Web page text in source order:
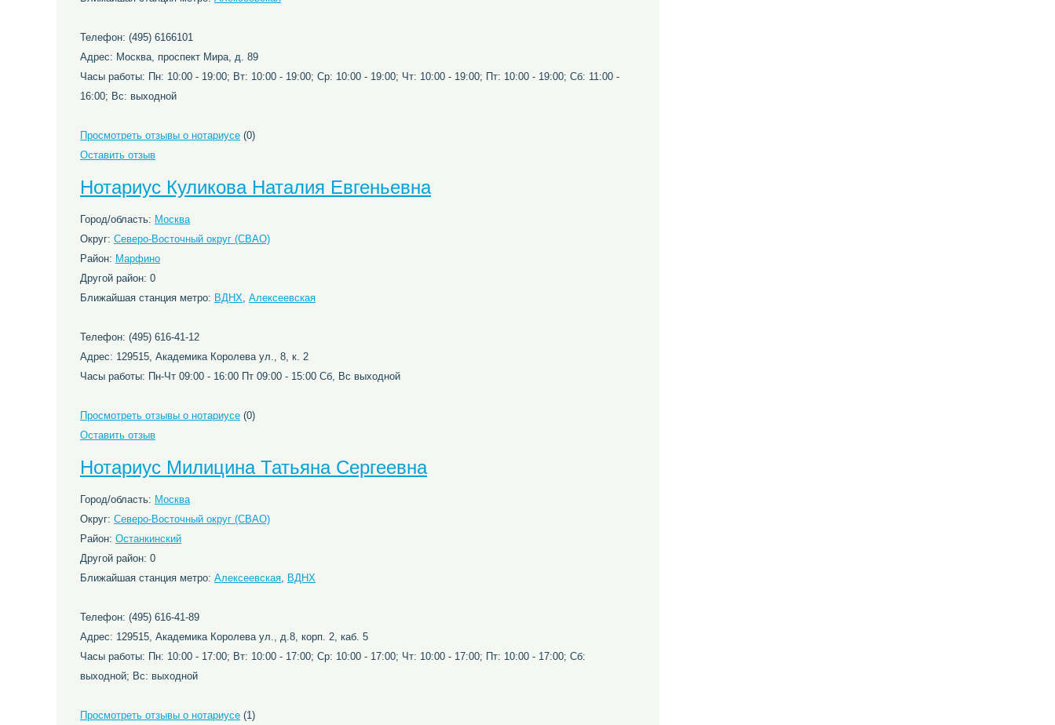
Телефон: (495) 6166101
Адрес: Москва, проспект Мира, д. 89
Часы работы: Пн: 10:00 - 19:00; Вт: 10:00 - 19:00; Ср: 10:00 - 19:00; Чт: 10:00 - 19:00; Пт: 10:00 - 19:00; Сб: 11:00 -
16:00; Вс: выходной
Просмотреть отзывы о нотариусе (0)
Оставить отзыв
Нотариус Куликова Наталия Евгеньевна
Город/область: Москва
Округ: Северо-Восточный округ (СВАО)
Район: Марфино
Другой район: 0
Ближайшая станция метро: ВДНХ, Алексеевская
Телефон: (495) 616-41-12
Адрес: 129515, Академика Королева ул., 8, к. 2
Часы работы: Пн-Чт 09:00 - 16:00 Пт 09:00 - 15:00 Сб, Вс выходной
Просмотреть отзывы о нотариусе (0)
Оставить отзыв
Нотариус Милицина Татьяна Сергеевна
Город/область: Москва
Округ: Северо-Восточный округ (СВАО)
Район: Останкинский
Другой район: 0
Ближайшая станция метро: Алексеевская, ВДНХ
Телефон: (495) 616-41-89
Адрес: 129515, Академика Королева ул., д.8, корп. 2, каб. 5
Часы работы: Пн: 10:00 - 17:00; Вт: 10:00 - 17:00; Ср: 10:00 - 17:00; Чт: 10:00 - 17:00; Пт: 10:00 - 17:00; Сб:
выходной; Вс: выходной
Просмотреть отзывы о нотариусе (1)